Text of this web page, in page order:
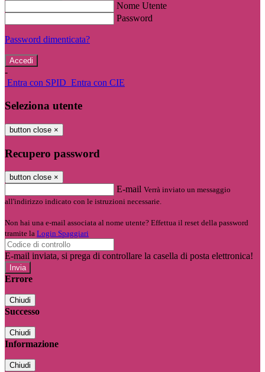
Nome Utente
Password
Password dimenticata?
-
Entra con SPID Entra con CIE
Seleziona utente
button close ×
Recupero password
button close ×
E-mail Verrà inviato un messaggio
all'indirizzo indicato con le istruzioni necessarie.
Non hai una e-mail associata al nome utente? Effettua il reset della password
tramite la Login Spaggiari
E-mail inviata, si prega di controllare la casella di posta elettronica!
Errore
Chiudi
Successo
Chiudi
Informazione
Chiudi